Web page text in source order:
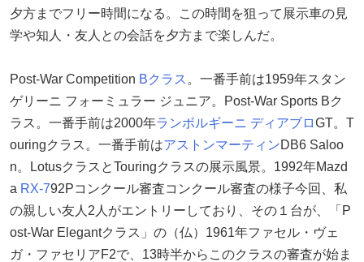
夕方までフリー時間になる。この時間を狙って展示車の見
学や知人・友人との会話を夕方まで楽しんだ。
Post-War Competition Bクラス 。一番手前は1959年スタン
ゲリーニ フォーミュラー ジュニア。Post-War Sports Bク
ラス。一番手前は2000年ランボルギーニ ディアブロGT。T
ouringクラス。一番手前はアストンマーティンDB6 Saloo
n。LotusクラスとTouringクラスの展示風景。1992年Mazd
a RX-792Pコンクール審査コンクール審査の様子今回、私
の親しい友人2人がエントリーしており、その１台が、「P
ost-War Elegantクラス」の（仏）1961年ファセル・ヴェ
ガ・ファセリアF2で、13時半からこのクラスの審査が始ま